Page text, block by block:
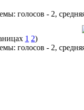
1 2)